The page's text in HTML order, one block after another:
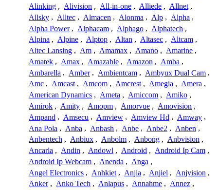
Alinking , Alivision , All-in-one , Alliede , Allnet ,
Allsky , Alltec , Almacen , Alonma , Alp , Alpha ,
Alpha Power , Alphacam , Alphago , Alphatech ,
Alpina , Alpine , Alptop , Altan , Altasec , Altcam ,
Altec Lansing , Am , Amamax , Amano , Amarine ,
Amatek , Amax , Amazable , Amazon , Amba ,
Ambarella , Amber , Ambientcam , Ambyux Dual Cam ,
Amc , Amcast , Amcom , Amcrest , Amegia , Amera ,
American Dynamics , Ameta , Amiccom , Amiko ,
Amirok , Amity , Amopm , Amorvue , Amovision ,
Ampand , Amsecu , Amview , Amview Hd , Amway ,
Ana Pola , Anba , Anbash , Anbe , Anbe2 , Anben ,
Anbentech , Anbiux , Anbolm , Anbong , Anbvision ,
Ancarla , Andin , Andowl , Android , Android Ip Cam ,
Android Ip Webcam , Anenda , Anga ,
Angel Electronics , Anhkiet , Anjia , Anjiel , Anjvision ,
Anker , Anko Tech , Anlapus , Annahme , Annez ,